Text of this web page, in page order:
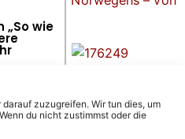
zuzugreifen. Wir tun dies, um
du nicht zustimmst oder die
„So wie